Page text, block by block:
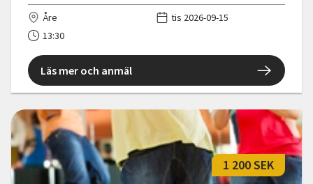
Åre
tis 2026-09-15
13:30
Läs mer och anmäl
1 200 SEK